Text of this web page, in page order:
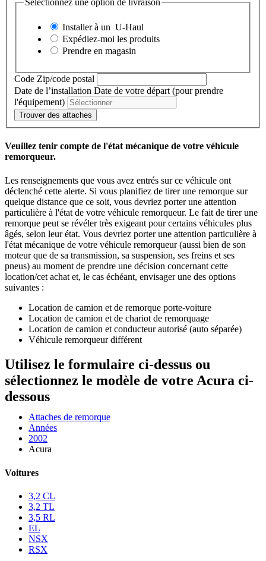
Sélectionnez une option de livraison
Installer à un U-Haul
Expédiez-moi les produits
Prendre en magasin
Code Zip/code postal
Date de l’installation Date de votre départ (pour prendre
l'équipement)
Trouver des attaches
Veuillez tenir compte de l'état mécanique de votre véhicule
remorqueur.
Les renseignements que vous avez entrés sur ce véhicule ont
déclenché cette alerte. Si vous planifiez de tirer une remorque sur
quelque distance que ce soit, vous devriez porter une attention
particulière à l'état de votre véhicule remorqueur. Le fait de tirer une
remorque peut se révéler très exigeant pour certains véhicules plus
âgés, selon leur état. Vous devriez porter une attention particulière à
l'état mécanique de votre véhicule remorqueur (aussi bien de son
moteur que de sa transmission, sa suspension, ses freins et ses
pneus) au moment de prendre une décision concernant cette
location/cet achat et, le cas échéant, envisager une des options
suivantes :
Location de camion et de remorque porte-voiture
Location de camion et de chariot de remorquage
Location de camion et conducteur autorisé (auto séparée)
Véhicule remorqueur différent
Utilisez le formulaire ci-dessus ou
sélectionnez le modèle de votre Acura ci-
dessous
Attaches de remorque
Années
2002
Acura
Voitures
3,2 CL
3,2 TL
3,5 RL
EL
NSX
RSX